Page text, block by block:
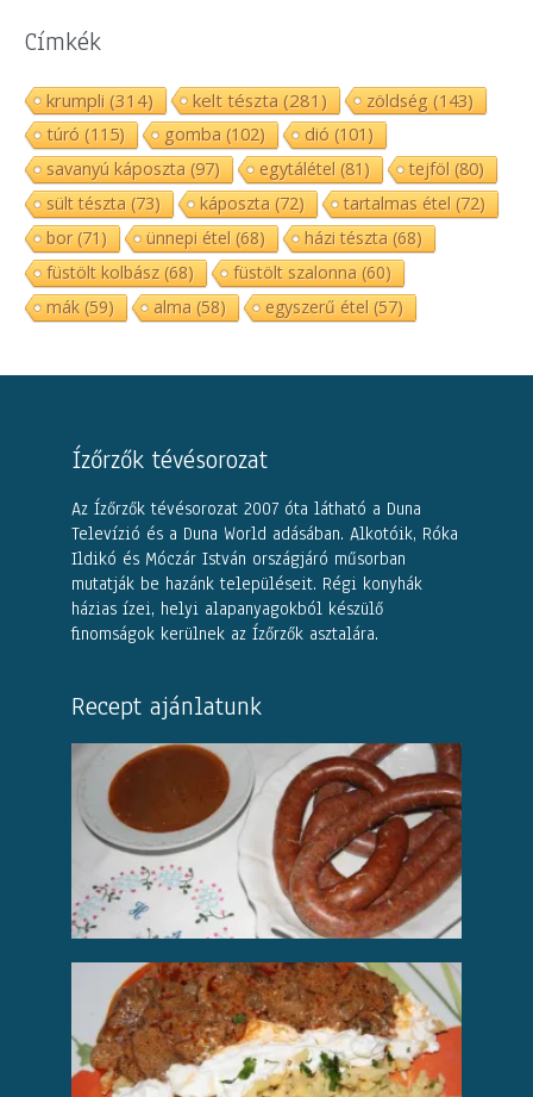
Címkék
krumpli(314) kelt tészta(281) zöldség(143)
túró (115) gomba (102) dió (101)
savanyú káposzta (97) egytálétel (81) tejföl (80)
sült tészta (73) káposzta (72) tartalmas étel (72)
bor(71) ünnepi étel (68) házi tészta (68)
füstölt kolbász(68) füstölt szalonna (60)
mák(59) alma (58) egyszerű étel (57)
Ízőrzők tévésorozat
Az Ízőrzők tévésorozat 2007 óta látható a Duna
Televízió és a Duna World adásában. Alkotóik, Róka
Ildikó és Móczár István országjáró műsorban
mutatják be hazánk településeit. Régi konyhák
házias ízei, helyi alapanyagokból készülő
finomságok kerülnek az Ízőrzők asztalára.
Recept ajánlatunk